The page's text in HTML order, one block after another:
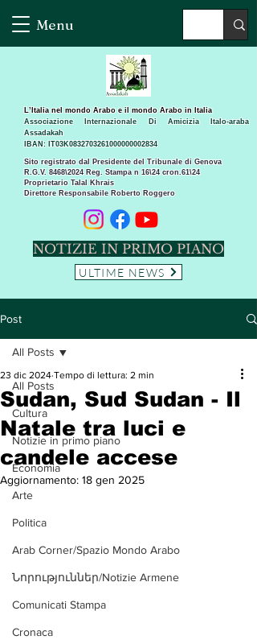
Menu
Sito registrato dal Presidente del Tribunale di Genova
R.G.V. 8468\2024 Reg. Stampa n 16\24 cron.61\24 ​
Proprietario Talal Khrais
Direttore Responsabile Roberto Roggero
L’Italia nel mondo Arabo e il mondo Arabo in Italia
Associazione Internazionale Di Amicizia Italo-araba
Assadakah
IBAN: IT03K0832703261000000002834
NOTIZIE IN PRIMO PIANO
ULTIME NEWS
Post
All Posts
Cultura
Notizie in primo piano
Economia
Arte
Politica
Arab Corner/Spazio Mondo Arabo
Նորություններ/Notizie Armene
Comunicati Stampa
Cronaca
All Posts
Sudan, Sud Sudan - Il
Natale tra luci e
candele accese
23 dic 2024 Tempo di lettura: 2 min
Aggiornamento: 18 gen 2025